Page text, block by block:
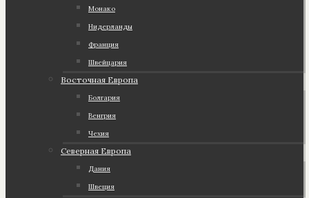
Монако
Нидерланды
Франция
Швейцария
Восточная Европа
Болгария
Венгрия
Чехия
Северная Европа
Дания
Швеция